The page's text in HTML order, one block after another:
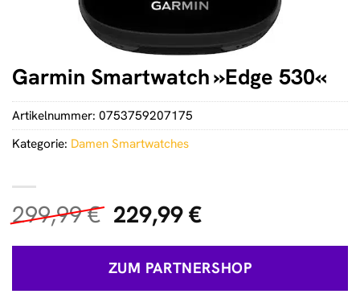
Garmin Smartwatch »Edge 530«
299,99€ Ursprünglicher
Preis
war:
299,99 €
229,99€Aktueller
ist:
229,99 €.
ZUM PARTNERSHOP
Artikelnummer: 0753759207175
Kategorie: Damen Smartwatches